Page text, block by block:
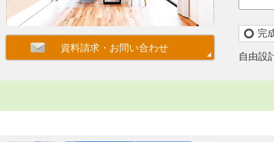
完
自由設